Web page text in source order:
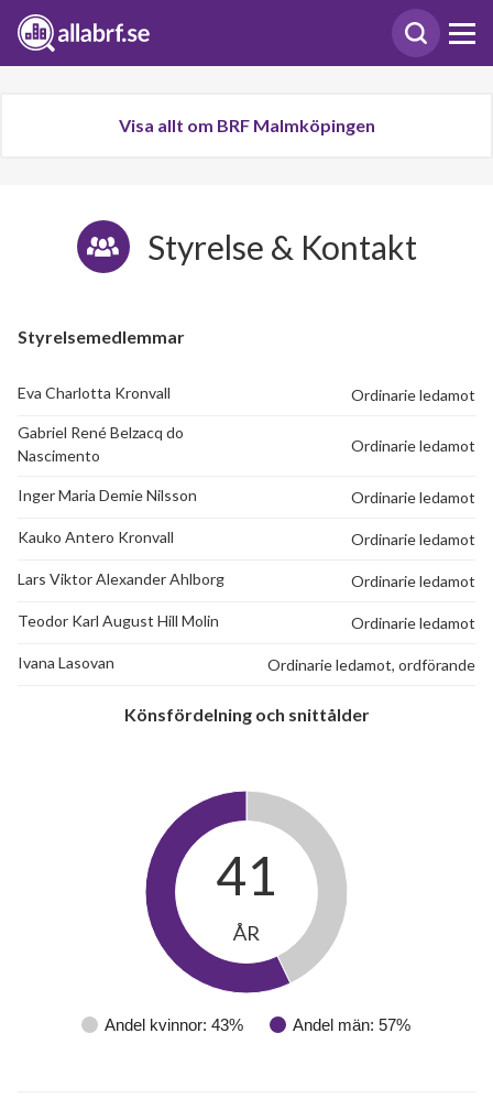
Visa allt om BRF Malmköpingen
Styrelse & Kontakt
Styrelsemedlemmar
Eva Charlotta Kronvall
Ordinarie ledamot
Gabriel René Belzacq do
Nascimento
Ordinarie ledamot
Inger Maria Demie Nilsson Ordinarie ledamot
Kauko Antero Kronvall Ordinarie ledamot
Lars Viktor Alexander Ahlborg Ordinarie ledamot
Teodor Karl August Hill Molin Ordinarie ledamot
Ivana Lasovan Ordinarie ledamot, ordförande
Könsfördelning och snittålder
Andel kvinnor: 43% Andel män: 57%
41
ÅR